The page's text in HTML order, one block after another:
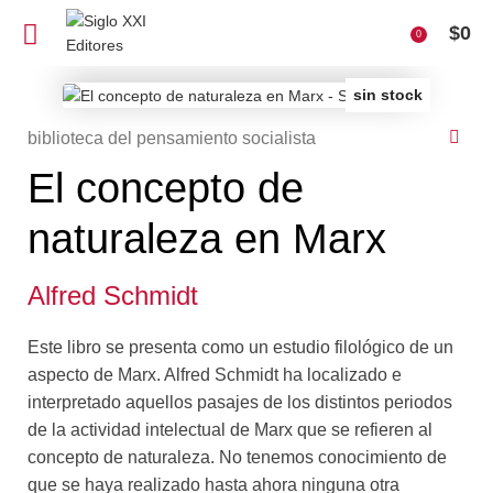
0 $0
sin stock
biblioteca del pensamiento socialista
El concepto de
naturaleza en Marx
Alfred Schmidt
Este libro se presenta como un estudio filológico de un
aspecto de Marx. Alfred Schmidt ha localizado e
interpretado aquellos pasajes de los distintos periodos
de la actividad intelectual de Marx que se refieren al
concepto de naturaleza. No tenemos conocimiento de
que se haya realizado hasta ahora ninguna otra